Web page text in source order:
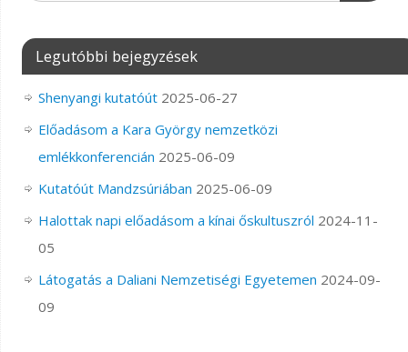
Legutóbbi bejegyzések
Shenyangi kutatóút 2025-06-27
Előadásom a Kara György nemzetközi
emlékkonferencián 2025-06-09
Kutatóút Mandzsúriában 2025-06-09
Halottak napi előadásom a kínai őskultuszról 2024-11-
05
Látogatás a Daliani Nemzetiségi Egyetemen 2024-09-
09